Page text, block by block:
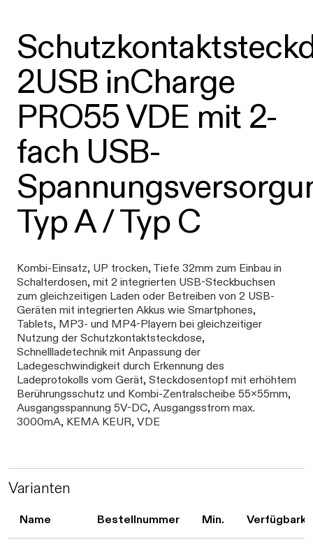
2USB inCharge
PRO55 VDE mit 2-
fach USB-
Typ A / Typ C
Kombi-Einsatz, UP trocken, Tiefe 32mm zum Einbau in
Schalterdosen, mit 2 integrierten USB-Steckbuchsen
zum gleichzeitigen Laden oder Betreiben von 2 USB-
Geräten mit integrierten Akkus wie Smartphones,
Tablets, MP3- und MP4-Playern bei gleichzeitiger
Nutzung der Schutzkontaktsteckdose,
Schnellladetechnik mit Anpassung der
Ladegeschwindigkeit durch Erkennung des
Ladeprotokolls vom Gerät, Steckdosentopf mit erhöhtem
Berührungsschutz und Kombi-Zentralscheibe 55x55mm,
Ausgangsspannung 5V-DC, Ausgangsstrom max.
3000mA, KEMA KEUR, VDE
Varianten
Name Bestellnummer Min.